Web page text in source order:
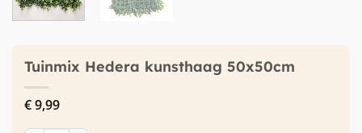
Tuinmix Hedera kunsthaag 50x50cm
€9,99